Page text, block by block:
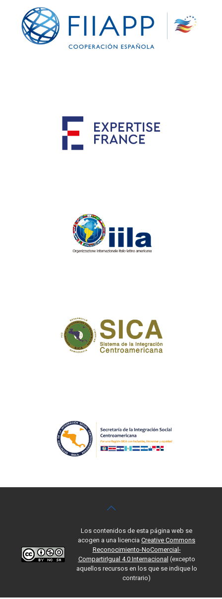
Los contenidos de esta página web se
acogen a una licencia Creative Commons
Reconocimiento-NoComercial-
CompartirIgual 4.0 Internacional (excepto
aquellos recursos en los que se indique lo
contrario)